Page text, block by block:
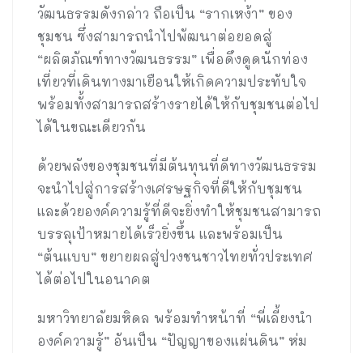
วัฒนธรรมดังกล่าว ถือเป็น “รากเหง้า” ของ
ชุมชน ซึ่งสามารถนำไปพัฒนาต่อยอดสู่
“ผลิตภัณฑ์ทางวัฒนธรรม” เพื่อดึงดูดนักท่อง
เที่ยวที่เดินทางมาเยือนให้เกิดความประทับใจ
พร้อมทั้งสามารถสร้างรายได้ให้กับชุมชนต่อไป
ได้ในขณะเดียวกัน
ด้วยพลังของชุมชนที่มีต้นทุนที่ดีทางวัฒนธรรม
จะนำไปสู่การสร้างเศรษฐกิจที่ดีให้กับชุมชน
และด้วยองค์ความรู้ที่ดีจะยิ่งทำให้ชุมชนสามารถ
บรรลุเป้าหมายได้เร็วยิ่งขึ้น และพร้อมเป็น
“ต้นแบบ” ขยายผลสู่ปวงชนชาวไทยทั่วประเทศ
ได้ต่อไปในอนาคต
มหาวิทยาลัยมหิดล พร้อมทำหน้าที่ “พี่เลี้ยงนำ
องค์ความรู้” อันเป็น “ปัญญาของแผ่นดิน” ห่ม